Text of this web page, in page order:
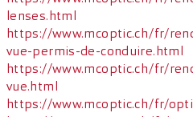
lenses.html
https://www.mcoptic.ch/fr/
vue-permis-de-conduire.html
https://www.mcoptic.ch/fr/
vue.html
https://www.mcoptic.ch/fr/